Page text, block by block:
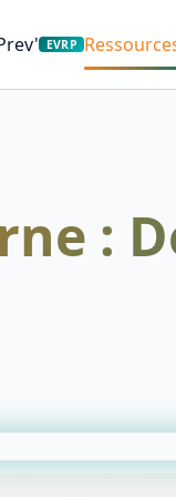
EVRP
: